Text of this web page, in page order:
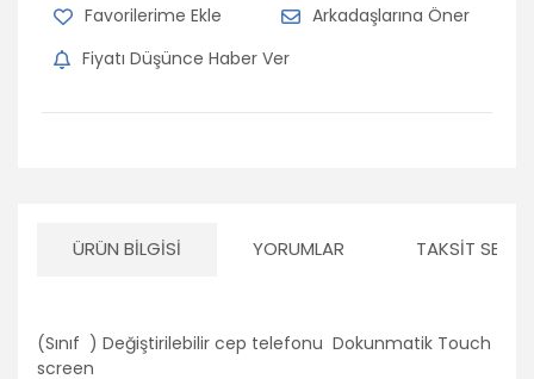
Arkadaşlarına Öner
Fiyatı Düşünce Haber Ver
ÜRÜN BILGISI YORUMLAR TAKSIT
(Sınıf ) Değiştirilebilir cep telefonu Dokunmatik Touch
screen